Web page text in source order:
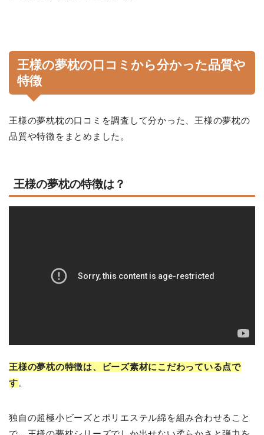
王様の夢枕の口コミから分かった品質や
特徴
王様の夢枕枕の口コミを調査して分かった、王様の夢枕の
品質や特徴をまとめました。
王様の夢枕の特徴は？
王様の夢枕の特徴は、ビーズ素材にこだわっている点で
す。
独自の超極小ビーズとポリエステル綿を組み合わせること